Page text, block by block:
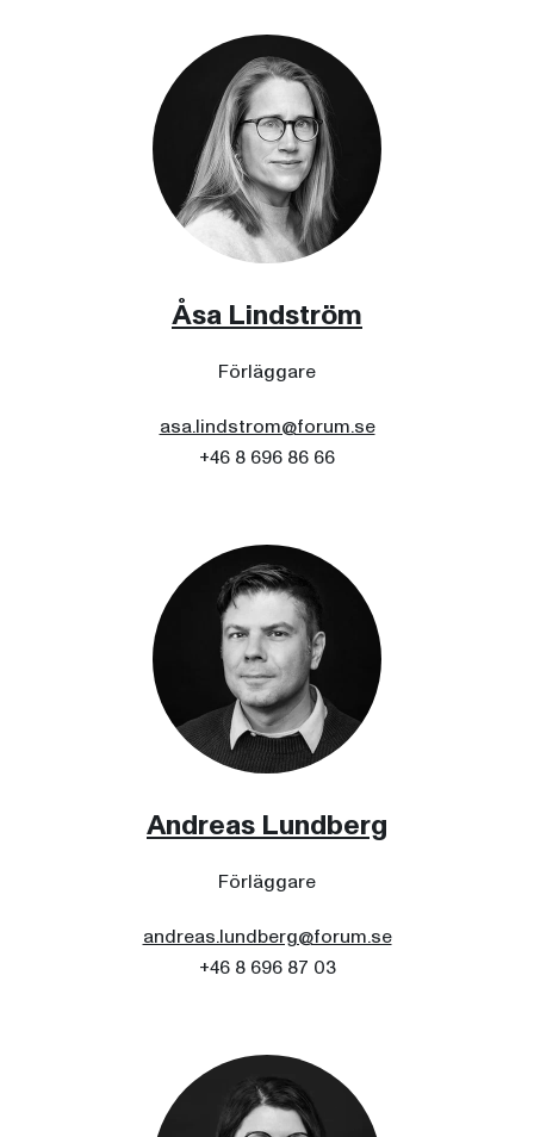
Åsa Lindström
Förläggare
asa.lindstrom@forum.se
+46 8 696 86 66
Andreas Lundberg
Förläggare
andreas.lundberg@forum.se
+46 8 696 87 03